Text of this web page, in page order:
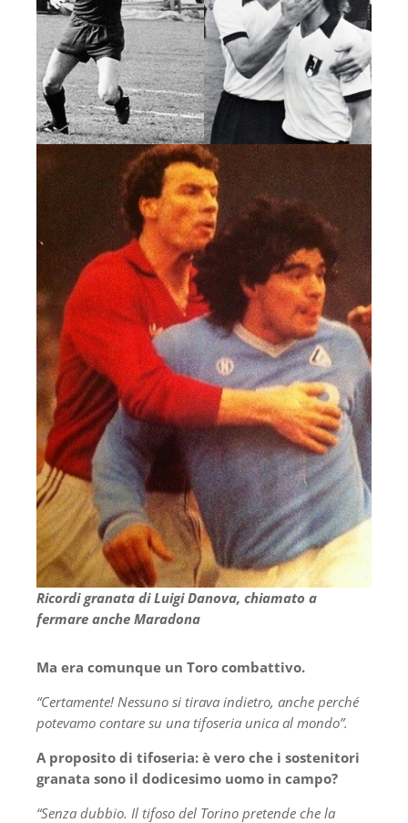
Ricordi granata di Luigi Danova, chiamato a
fermare anche Maradona
Ma era comunque un Toro combattivo.
“Certamente! Nessuno si tirava indietro, anche perché
potevamo contare su una tifoseria unica al mondo”.
A proposito di tifoseria: è vero che i sostenitori
granata sono il dodicesimo uomo in campo?
“Senza dubbio. Il tifoso del Torino pretende che la